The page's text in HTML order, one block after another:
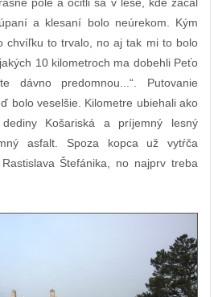
a klesaní bolo neúrekom. Kým
chvíľku to trvalo, no aj tak mi to bolo
10 kilometroch ma dobehli Peťo
predomnou...“. Putovanie
bolo veselšie. Kilometre ubiehali ako
Košariská a príjemný lesný
asfalt. Spoza kopca už vytŕča
Štefánika, no najprv treba